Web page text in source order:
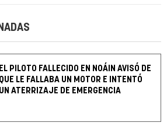
EL PILOTO FALLECIDO EN NOÁIN AVISÓ DE
QUE LE FALLABA UN MOTOR E INTENTÓ
UN ATERRIZAJE DE EMERGENCIA